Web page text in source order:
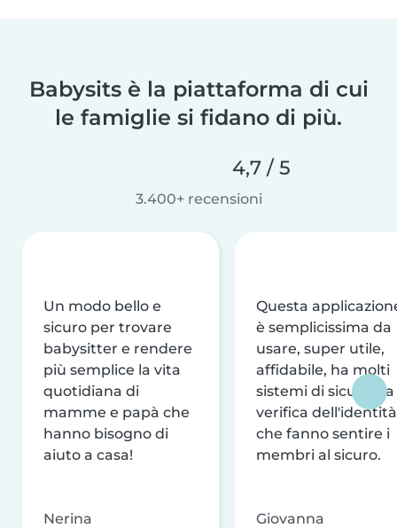
Babysits è la piattaforma di cui
le famiglie si fidano di più.
4,7 / 5
3.400+ recensioni
Un modo bello e
sicuro per trovare
babysitter e rendere
più semplice la vita
quotidiana di
mamme e papà che
hanno bisogno di
aiuto a casa!
Nerina
Questa
è semplicissima da
usare, super utile,
affidabile, ha molti
sistemi di sicurezza
verifica dell'identità
che fanno sentire i
membri al sicuro.
Giovanna